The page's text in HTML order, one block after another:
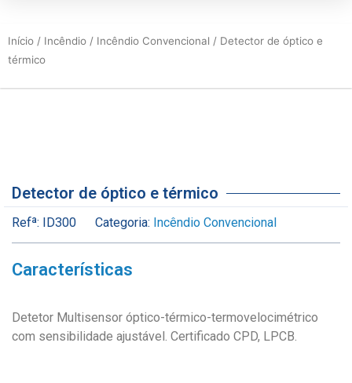
Início / Incêndio / Incêndio Convencional / Detector de óptico e
térmico
Detector de óptico e térmico
Refª: ID300 Categoria: Incêndio Convencional
Características
Detetor Multisensor óptico-térmico-termovelocimétrico
com sensibilidade ajustável. Certificado CPD, LPCB.